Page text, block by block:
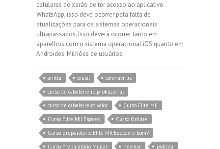
celulares deixarão de ter acesso ao aplicativo
WhatsApp, isso deve ocorrer pela falta de
atualizações para os sistemas operacionais
ultrapassados. Isso deverá ocorrer tanto em
aparelhos com o sistema operacional iOS quanto em
Androides. Milhões de usuários…
anitta brasil
coronavirus
curso de cabeleireiro profissional
curso de cabeleireiro valor
Curso Elite Mil
Curso Elite Mil Espcex
Curso Online
Curso preparatório Elite Mil Espcex é bom?
Curso Preparatório Militar
neymar
politica